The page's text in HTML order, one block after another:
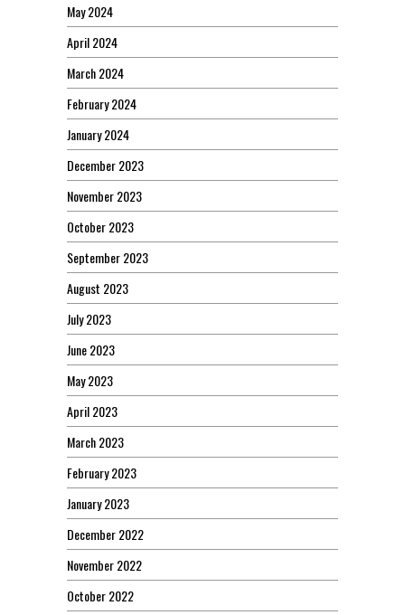
May 2024
April 2024
March 2024
February 2024
January 2024
December 2023
November 2023
October 2023
September 2023
August 2023
July 2023
June 2023
May 2023
April 2023
March 2023
February 2023
January 2023
December 2022
November 2022
October 2022